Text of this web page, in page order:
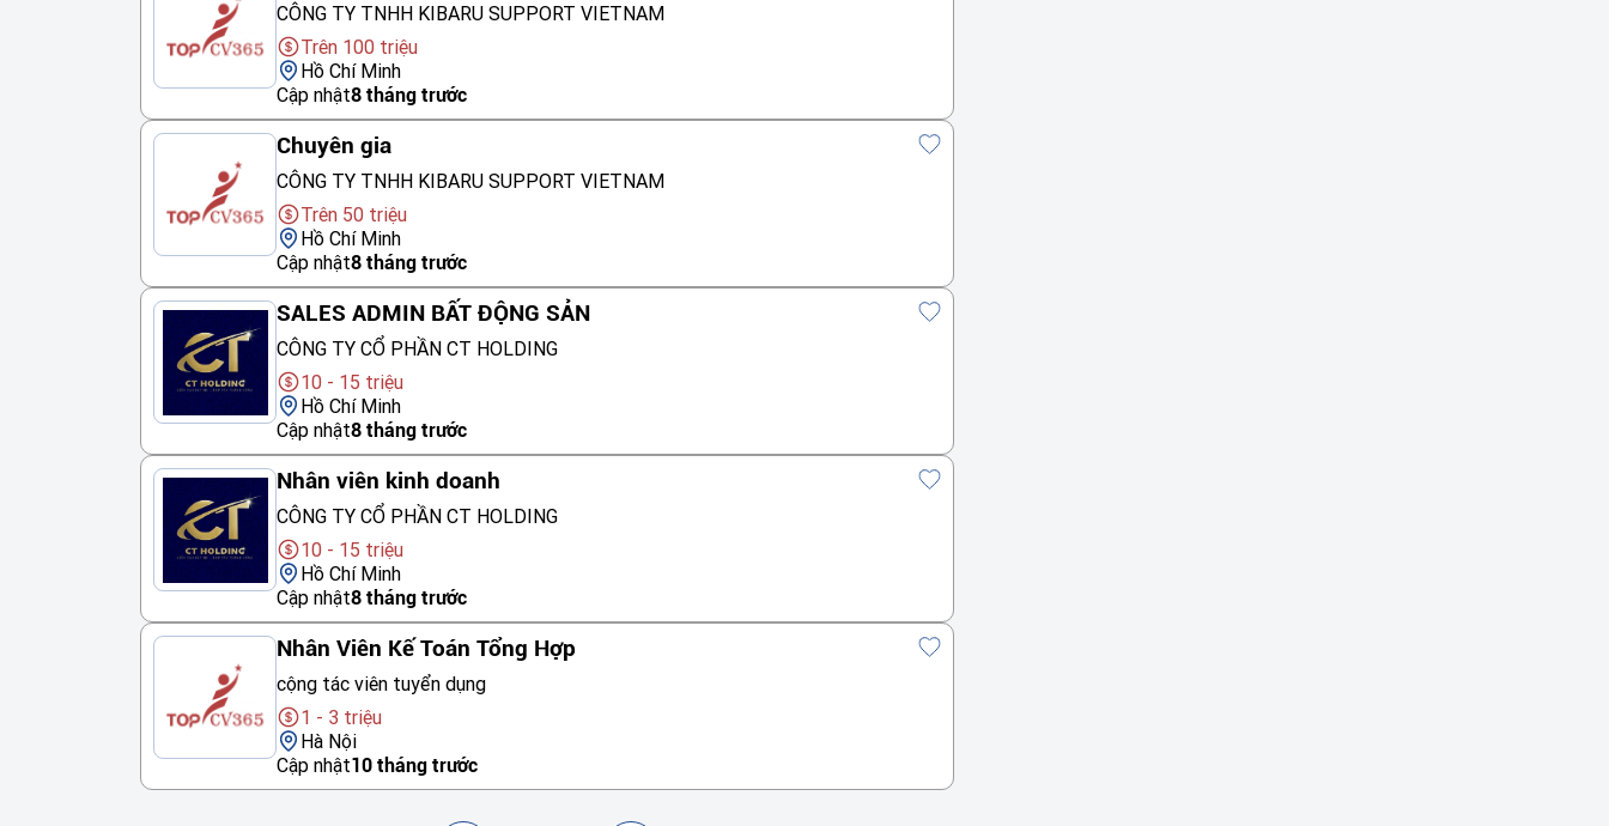
CÔNG TY TNHH KIBARU SUPPORT VIETNAM
Trên 100 triệu
Hồ Chí Minh
Cập nhật8 tháng trước
Chuyên gia
CÔNG TY TNHH KIBARU SUPPORT VIETNAM
Trên 50 triệu
Hồ Chí Minh
Cập nhật8 tháng trước
SALES ADMIN BẤT ĐỘNG SẢN
CÔNG TY CỔ PHẦN CT HOLDING
10 - 15 triệu
Hồ Chí Minh
Cập nhật8 tháng trước
Nhân viên kinh doanh
CÔNG TY CỔ PHẦN CT HOLDING
10 - 15 triệu
Hồ Chí Minh
Cập nhật8 tháng trước
Nhân Viên Kế Toán Tổng Hợp
cộng tác viên tuyển dụng
1 - 3 triệu
Hà Nội
Cập nhật10 tháng trước